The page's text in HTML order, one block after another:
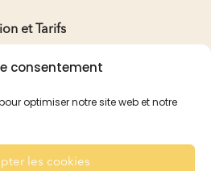
consentement
optimiser notre site web et notre
les cookies
et Tarifs